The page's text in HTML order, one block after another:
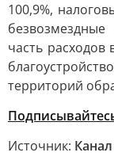
100,9%,
часть
территорий
Источник: